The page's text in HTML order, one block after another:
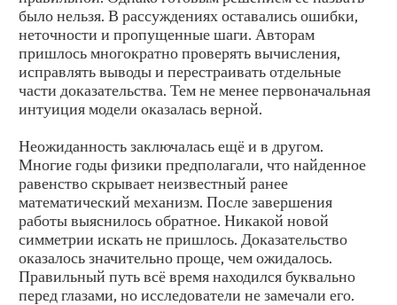
было нельзя. В рассуждениях оставались ошибки,
неточности и пропущенные шаги. Авторам
пришлось многократно проверять вычисления,
исправлять выводы и перестраивать отдельные
части доказательства. Тем не менее первоначальная
интуиция модели оказалась верной.
Неожиданность заключалась ещё и в другом.
Многие годы физики предполагали, что найденное
равенство скрывает неизвестный ранее
математический механизм. После завершения
работы выяснилось обратное. Никакой новой
симметрии искать не пришлось. Доказательство
оказалось значительно проще, чем ожидалось.
Правильный путь всё время находился буквально
перед глазами, но исследователи не замечали его.